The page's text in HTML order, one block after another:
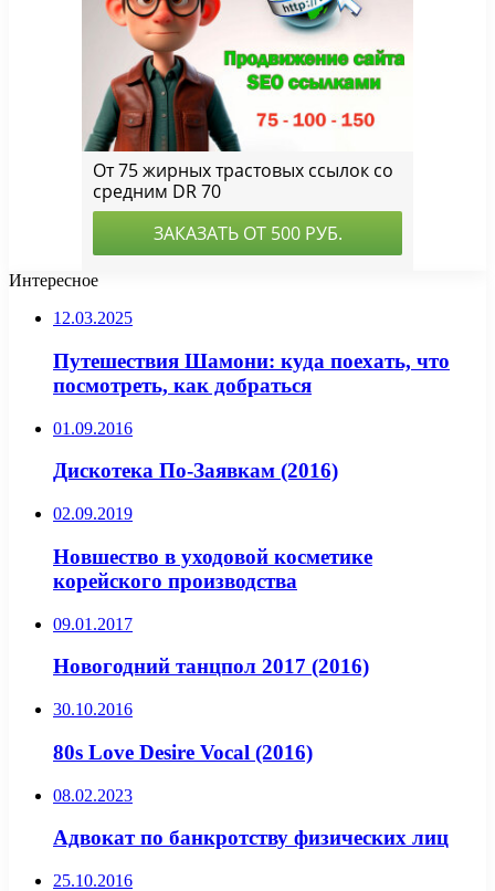
Интересное
12.03.2025
Путешествия Шамони: куда поехать, что
посмотреть, как добраться
01.09.2016
Дискотека По-Заявкам (2016)
02.09.2019
Новшество в уходовой косметике
корейского производства
09.01.2017
Новогодний танцпол 2017 (2016)
30.10.2016
80s Love Desire Vocal (2016)
08.02.2023
Адвокат по банкротству физических лиц
25.10.2016